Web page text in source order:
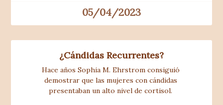
05/04/2023
¿Cándidas Recurrentes?
Hace años Sophia M. Ehrstrom consiguió
demostrar que las mujeres con cándidas
presentaban un alto nivel de cortisol.